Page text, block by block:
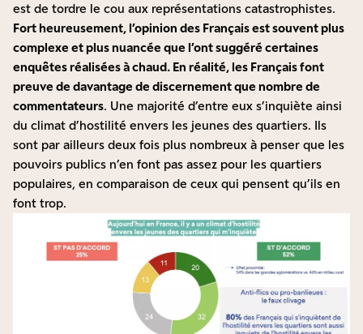
est de tordre le cou aux représentations catastrophistes.
Fort heureusement, l’opinion des Français est souvent plus
complexe et plus nuancée que l’ont suggéré certaines
enquêtes réalisées à chaud. En réalité, les Français font
preuve de davantage de discernementque nombre de
commentateurs. Une majorité d’entre eux s’inquiète ainsi
du climat d’hostilité envers les jeunes des quartiers. Ils
sont par ailleurs deux fois plus nombreux à penser que les
pouvoirs publics n’en font pas assez pour les quartiers
populaires, en comparaison de ceux qui pensent qu’ils en
font trop.